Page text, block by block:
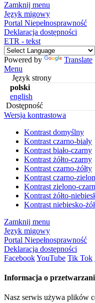
Zamknij menu
Język migowy
Portal Niepełnosprawność
Deklaracja dostępności
ETR - tekst
Powered by
Translate
Menu
Język strony
polski
english
Dostępność
Wersja kontrastowa
Kontrast domyślny
Kontrast czarno-biały
Kontrast biało-czarny
Kontrast żółto-czarny
Kontrast czarno-żółty
Kontrast czarno-
Kontrast zielono-
Kontrast żółto-
Kontrast niebiesko-
Zamknij menu
Język migowy
Portal Niepełnosprawność
Deklaracja dostępności
FacebookYouTube Tik Tok
Informacja o
Nasz serwis używa plików